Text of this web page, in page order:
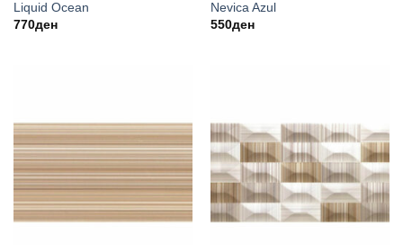
Liquid Ocean
770ден
Nevica Azul
550ден